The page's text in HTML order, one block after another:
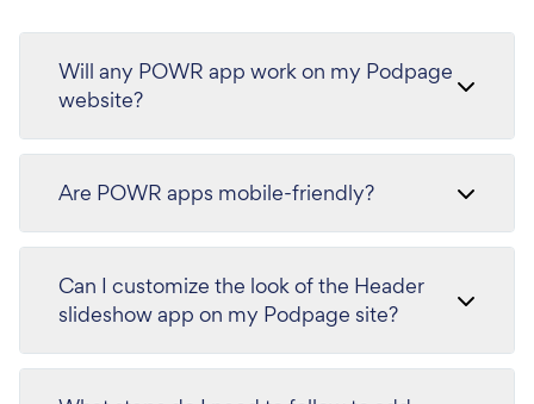
Will any POWR app work on my Podpage
website?
Are POWR apps mobile-friendly?
Can I customize the look of the Header
slideshow app on my Podpage site?